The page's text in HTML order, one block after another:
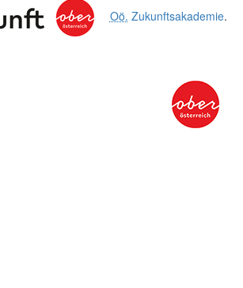
Oö. Zukunftsakademie.